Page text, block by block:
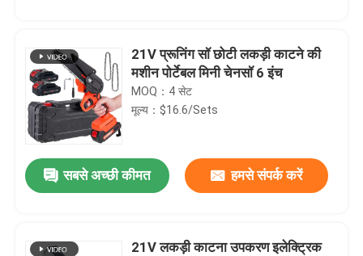
21V प्रूनिंग सॉ छोटी लकड़ी काटने की
मशीन पोर्टेबल मिनी चेनसॉ 6 इंच
MOQ：4 सेट
मूल्य：$16.6/Sets
सबसे अच्छी कीमत हमसे संपर्क करें
21V लकड़ी काटना उपकरण इलेक्ट्रिक